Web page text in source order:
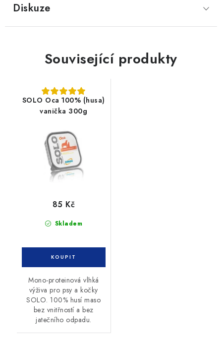
Diskuze
Související produkty
SOLO Oca 100% (husa)
vanička 300g
Skladem
85 Kč
Mono-proteinová vlhká
výživa pro psy a kočky
SOLO. 100% husí maso
bez vnitřností a bez
jatečního odpadu.